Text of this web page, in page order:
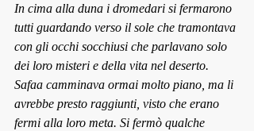
In cima alla duna i dromedari si fermarono
tutti guardando verso il sole che tramontava
con gli occhi socchiusi che parlavano solo
dei loro misteri e della vita nel deserto.
Safaa camminava ormai molto piano, ma li
avrebbe presto raggiunti, visto che erano
fermi alla loro meta. Si fermò qualche